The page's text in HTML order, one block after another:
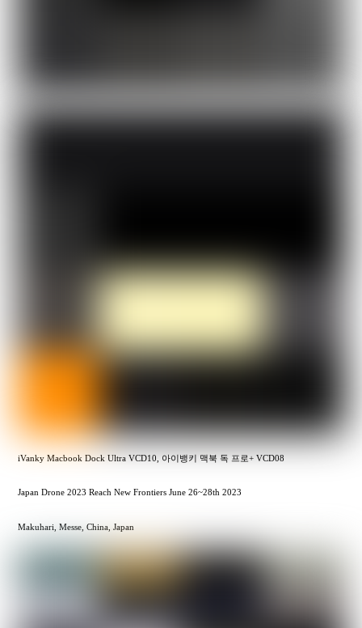
iVanky Macbook Dock Ultra VCD10, 아이뱅키 맥북 독 프로+ VCD08
Japan Drone 2023 Reach New Frontiers June 26~28th 2023
Makuhari, Messe, China, Japan